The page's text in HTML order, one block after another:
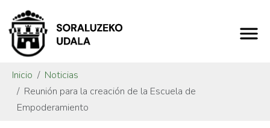
Inicio
Noticias
Reunión para la creación de la Escuela de
Empoderamiento